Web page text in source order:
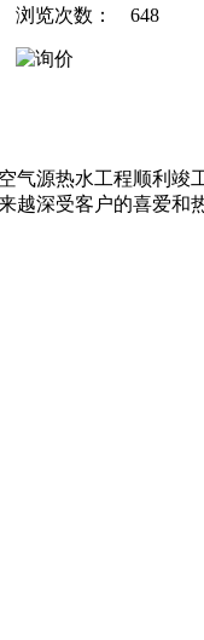
浏览次数： 648
气源热水工程顺利
深受客户的喜爱和